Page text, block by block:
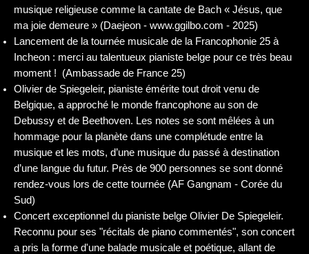
musique religieuse comme la cantate de Bach « Jésus, que
ma joie demeure » (Daejeon - www.ggilbo.com - 2025)
Lancement de la tournée musicale de la Francophonie 25 à
Incheon : merci au talentueux pianiste belge pour ce très beau
moment ! (Ambassade de France 25)
Olivier de Spiegeleir, pianiste émérite tout droit venu de
Belgique, a approché le monde francophone au son de
Debussy et de Beethoven. Les notes se sont mêlées à un
hommage pour la planète dans une complétude entre la
musique et les mots, d’une musique du passé à destination
d’une langue du futur. Près de 900 personnes se sont donné
rendez-vous lors de cette tournée (AF Gangnam - Corée du
Sud)
Concert exceptionnel du pianiste belge Olivier De Spiegeleir.
Reconnu pour ses "récitals de piano commentés", son concert
a pris la forme d'une balade musicale et poétique, allant de